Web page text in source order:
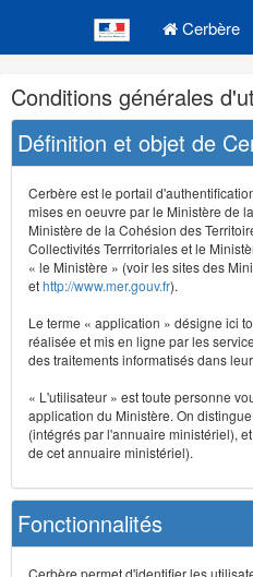
Cerbère
Navigation
et
outils
annexes
Conditions générales
Définition et objet de
Cerbère est le portail
mises en oeuvre par le Ministère de
Ministère de la Cohésion des
Collectivités Terrritoriales et le
« le Ministère » (voir les sites des
ethttp://www.mer.gouv.fr).
Le terme « application » désigne ici
réalisée et mis en ligne par les
des traitements informatisés dans
« L'utilisateur » est toute personne
application du Ministère. On
(intégrés par l'annuaire ministériel),
de cet annuaire ministériel).
Fonctionnalités
Cerbère permet d'identifier les